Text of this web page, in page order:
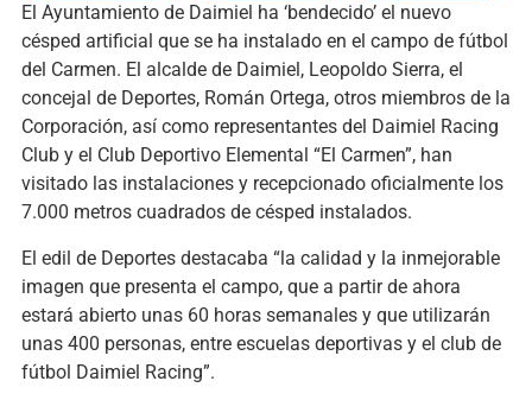
El Ayuntamiento de Daimiel ha ‘bendecido’ el nuevo
césped artificial que se ha instalado en el campo de fútbol
del Carmen. El alcalde de Daimiel, Leopoldo Sierra, el
concejal de Deportes, Román Ortega, otros miembros de la
Corporación, así como representantes del Daimiel Racing
Club y el Club Deportivo Elemental “El Carmen”, han
visitado las instalaciones y recepcionado oficialmente los
7.000 metros cuadrados de césped instalados.
El edil de Deportes destacaba “la calidad y la inmejorable
imagen que presenta el campo, que a partir de ahora
estará abierto unas 60 horas semanales y que utilizarán
unas 400 personas, entre escuelas deportivas y el club de
fútbol Daimiel Racing”.